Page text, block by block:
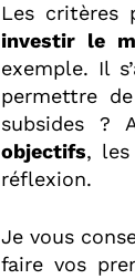
Les critères
investir le
exemple. Il
permettre
subsides ?
objectifs, les
réflexion.
Je vous
faire vos